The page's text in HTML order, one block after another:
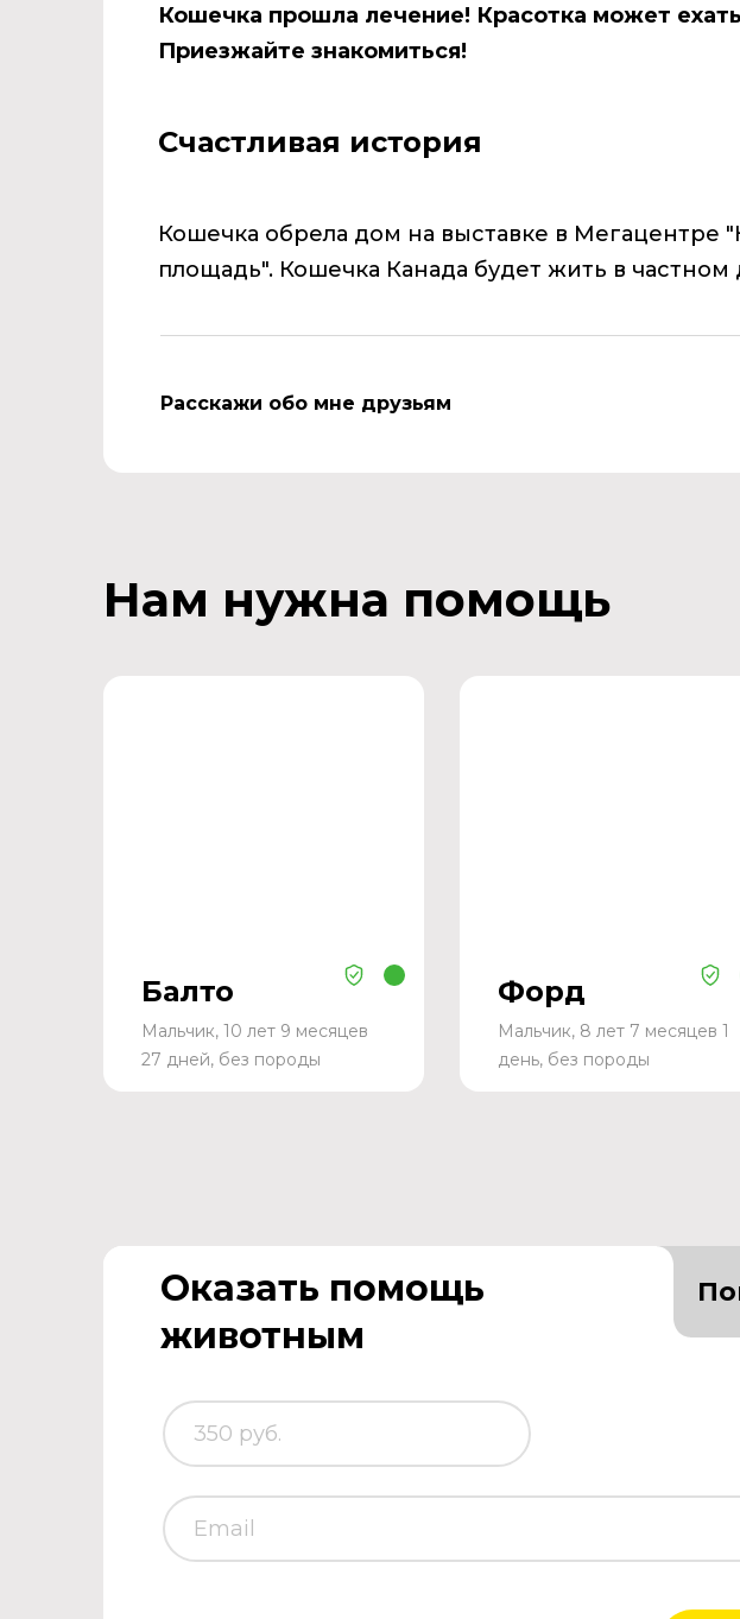
Кошечка прошла лечение! Красотка может
Приезжайте знакомиться!
Счастливая история
Кошечка обрела дом на выставке в Мегацентре
площадь". Кошечка Канада будет жить в частном
Расскажи обо мне друзьям
Нам нужна помощь
Балто
Мальчик, 10 лет 9 месяцев
27 дней, без породы
Форд
Мальчик, 8 лет 7 месяцев 1
день, без породы
Оказать помощь
животным